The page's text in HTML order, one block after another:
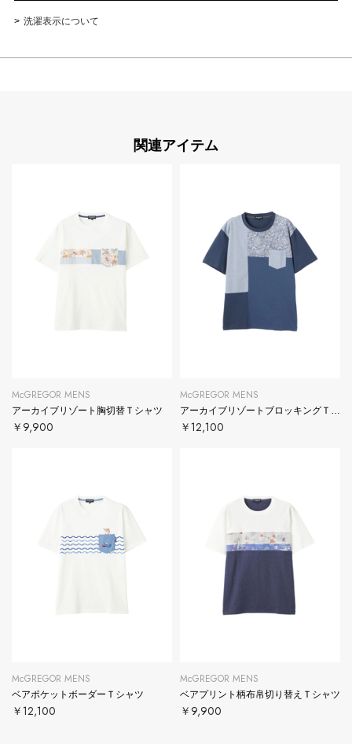
洗濯表示について
関連アイテム
McGREGOR MENS
アーカイブリゾート胸切替Ｔシャツ
￥9,900
McGREGOR MENS
アーカイブリゾートブロッキングＴシャツ
￥12,100
McGREGOR MENS
ベアポケットボーダーＴシャツ
￥12,100
McGREGOR MENS
ベアプリント柄布帛切り替えＴシャツ
￥9,900